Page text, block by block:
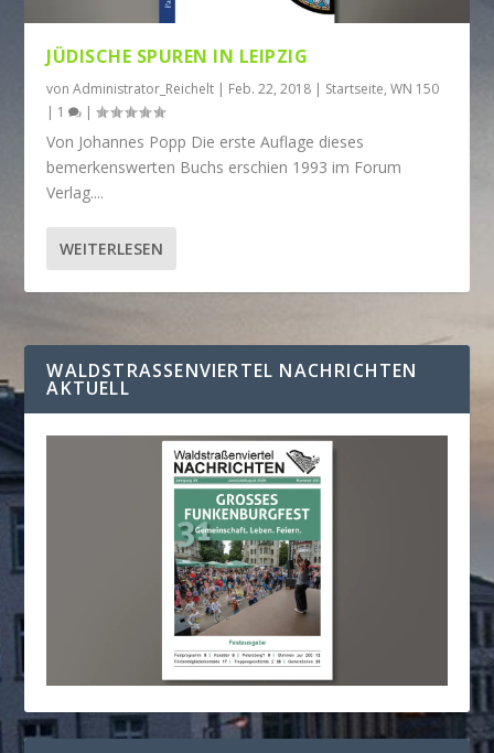
JÜDISCHE SPUREN IN LEIPZIG
vonAdministrator_Reichelt | Feb. 22, 2018 | Startseite,WN 150
| 1 |
Von Johannes Popp Die erste Auflage dieses
bemerkenswerten Buchs erschien 1993 im Forum
Verlag....
WEITERLESEN
WALDSTRASSENVIERTEL NACHRICHTEN A
KTUELL